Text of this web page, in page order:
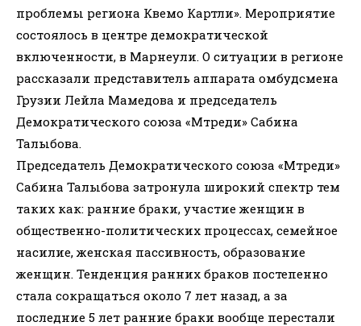
проблемы региона Квемо Картли». Мероприятие
состоялось в центре демократической
включенности, в Марнеули. О ситуации в регионе
рассказали представитель аппарата омбудсмена
Грузии Лейла Мамедова и председатель
Демократического союза «Мтреди» Сабина
Талыбова.
Председатель Демократического союза «Мтреди»
Сабина Талыбова затронула широкий спектр тем
таких как: ранние браки, участие женщин в
общественно-политических процессах, семейное
насилие, женская пассивность, образование
женщин. Тенденция ранних браков постепенно
стала сокращаться около 7 лет назад, а за
последние 5 лет ранние браки вообще перестали